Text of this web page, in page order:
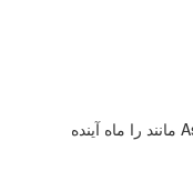
سازندگان Trine یک بازی Assassin’s Creed مانند را ماه آینده